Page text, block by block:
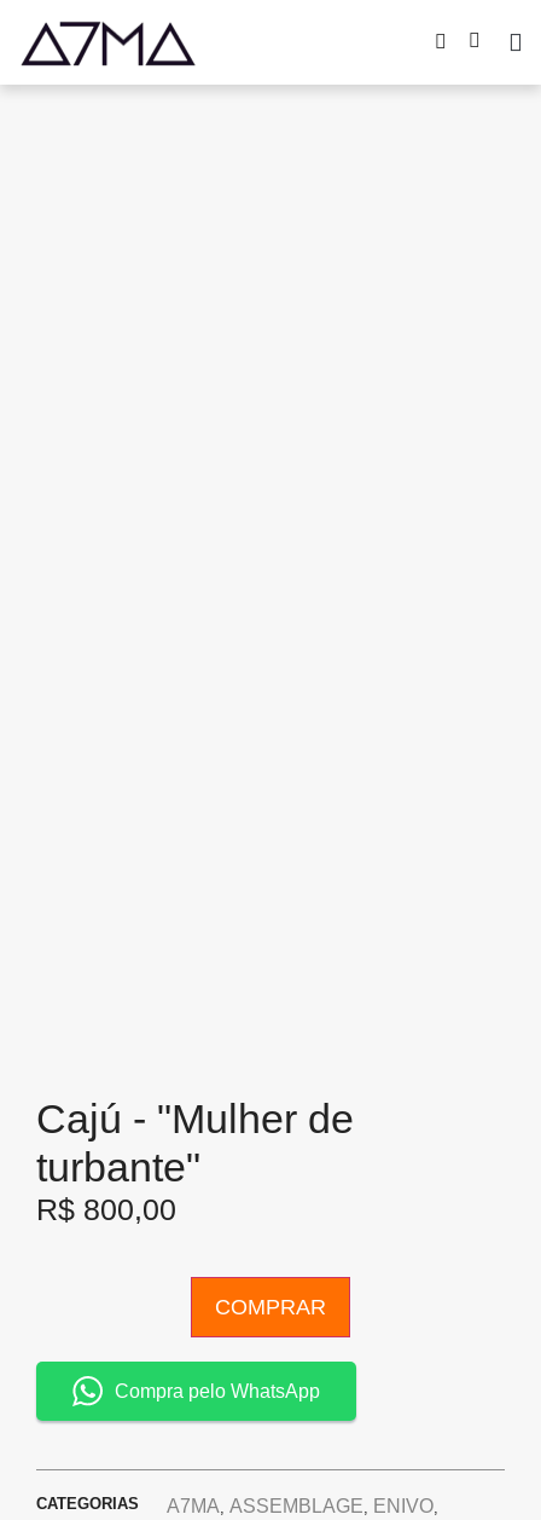
Cajú - "Mulher de
turbante"
R$ 800,00
COMPRAR
Compra pelo WhatsApp
CATEGORIAS A7MA, ASSEMBLAGE, ENIVO,